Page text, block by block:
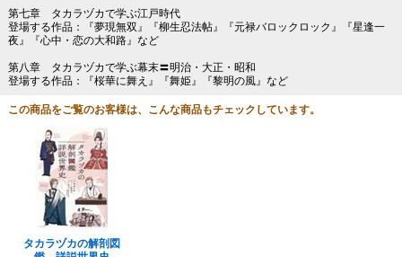
第七章 タカラヅカで学ぶ江戸時代
登場する作品：『夢現無双』『柳生忍法帖』『元禄バロックロック』『星逢一
夜』『心中・恋の大和路』など
第八章 タカラヅカで学ぶ幕末〓明治・大正・昭和
登場する作品：『桜華に舞え』『舞姫』『黎明の風』など
この商品をご覧のお客様は、こんな商品もチェックしています。
タカラヅカの解剖図